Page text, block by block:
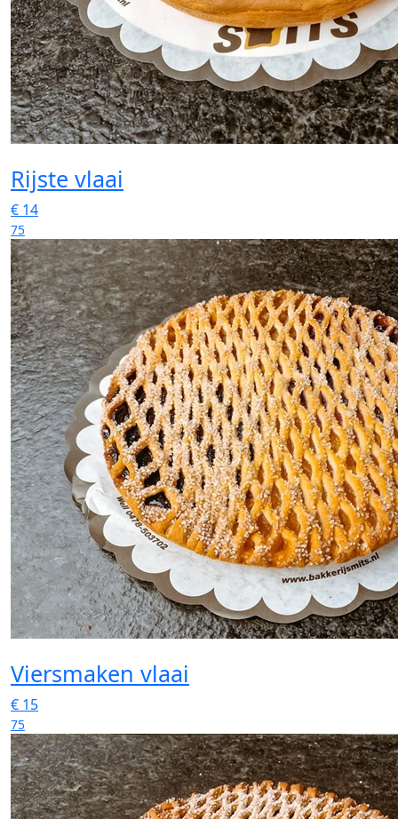
Rijste vlaai
€ 14
75
Viersmaken vlaai
€ 15
75